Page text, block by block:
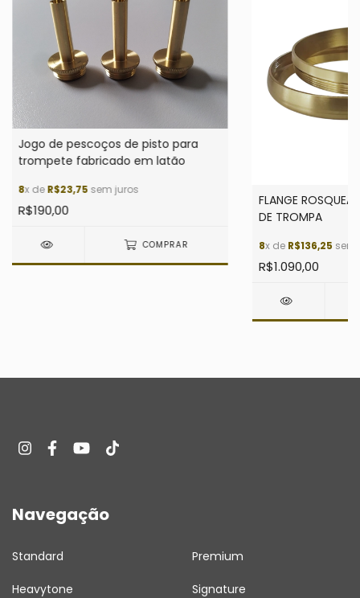
Jogo de pescoços de pisto para
trompete fabricado em latão
8x deR$23,75 sem juros
R$190,00
COMPRAR
FLANGE
DE TROMPA
8x de R$136,25 sem
R$1.090,00
Navegação
Standard Premium
Heavytone Signature